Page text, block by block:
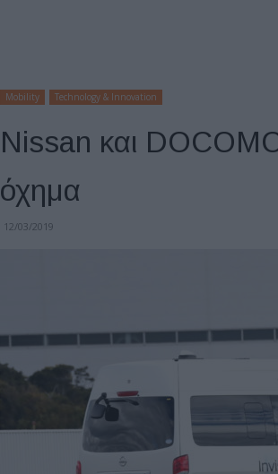
Mobility Technology & Innovation
Nissan και
όχημα
12/03/2019